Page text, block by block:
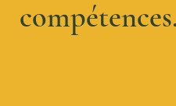
compétences.